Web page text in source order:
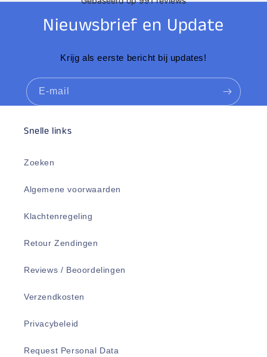
Nieuwsbrief en Update
Krijg als eerste bericht bij updates!
E‑mail
Snelle links
Zoeken
Algemene voorwaarden
Klachtenregeling
Retour Zendingen
Reviews / Beoordelingen
Verzendkosten
Privacybeleid
Request Personal Data